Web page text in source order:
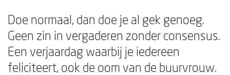
Doe normaal, dan doe je al gek genoeg.
Geen zin in vergaderen zonder consensus.
Een verjaardag waarbij je iedereen
feliciteert, ook de oom van de buurvrouw.